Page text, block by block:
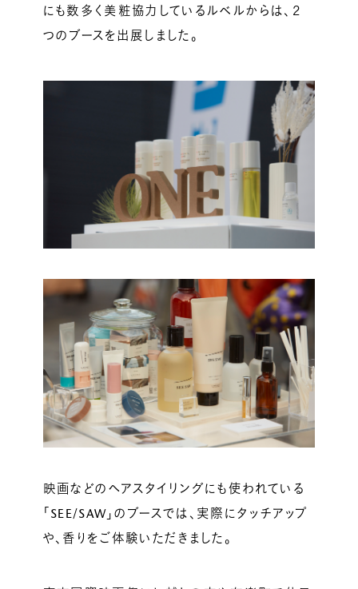
にも数多く美粧協力しているルベルからは、２
つのブースを出展しました。
映画などのヘアスタイリングにも使われている
「SEE/SAW」のブースでは、実際にタッチアップ
や、香りをご体験いただきました。